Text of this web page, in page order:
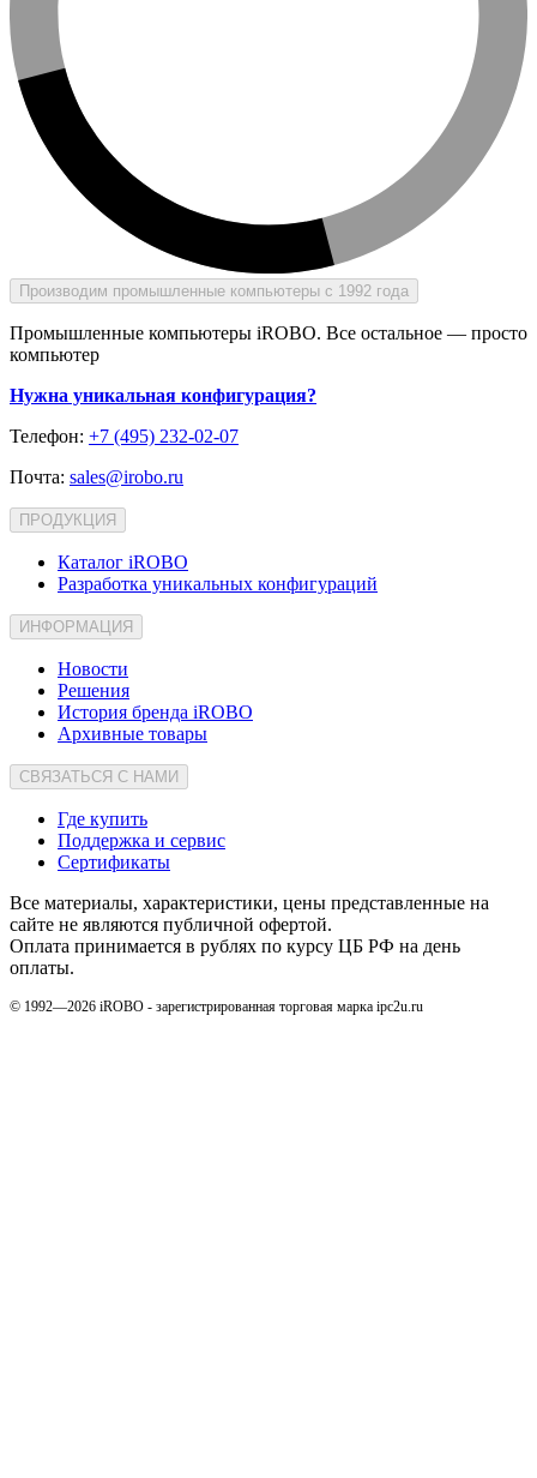
Производим промышленные компьютеры с 1992 года
Промышленные компьютеры iROBO. Все остальное — просто
компьютер
Нужна уникальная конфигурация?
Телефон: +7 (495) 232-02-07
Почта: sales@irobo.ru
ПРОДУКЦИЯ
Каталог iROBO
Разработка уникальных конфигураций
ИНФОРМАЦИЯ
Новости
Решения
История бренда iROBO
Архивные товары
СВЯЗАТЬСЯ С НАМИ
Где купить
Поддержка и сервис
Сертификаты
Все материалы, характеристики, цены представленные на
сайте не являются публичной офертой.
Оплата принимается в рублях по курсу ЦБ РФ на день
оплаты.
© 1992—2026 iROBO - зарегистрированная торговая марка ipc2u.ru